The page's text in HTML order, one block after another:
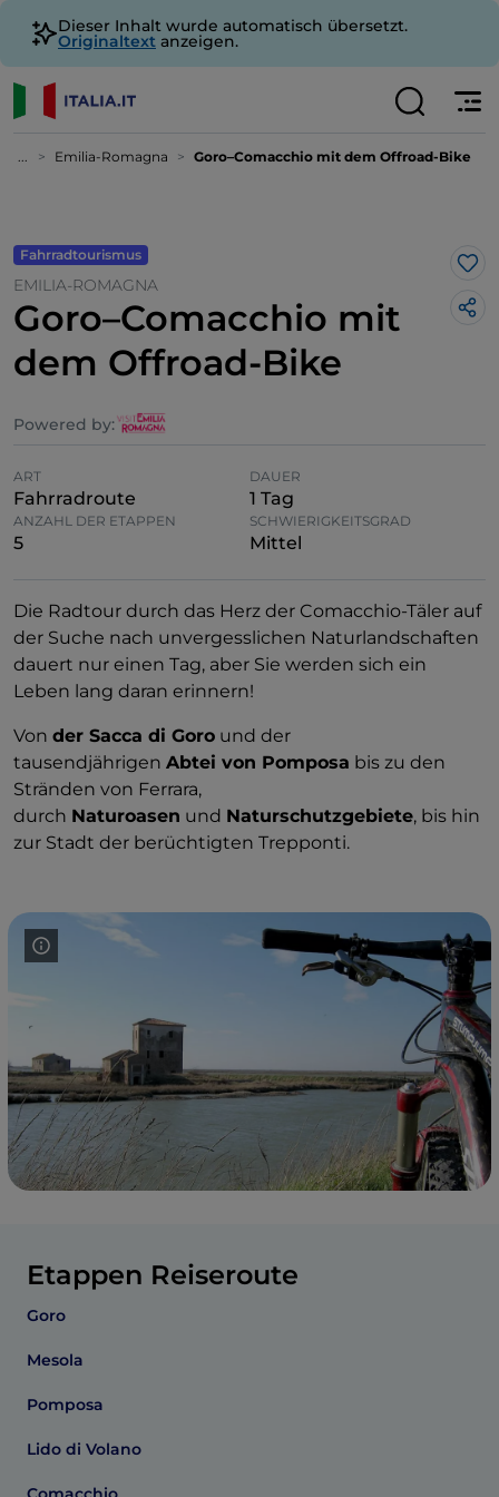
Dieser Inhalt wurde automatisch übersetzt.
Originaltext anzeigen.
... Emilia-Romagna Goro–Comacchio mit dem Offroad-Bike
Fahrradtourismus
EMILIA-ROMAGNA
Goro–Comacchio mit
dem Offroad-Bike
Powered by:
ART
Fahrradroute
DAUER
1 Tag
ANZAHL DER ETAPPEN
5
SCHWIERIGKEITSGRAD
Mittel
Die Radtour durch das Herz der Comacchio-Täler auf
der Suche nach unvergesslichen Naturlandschaften
dauert nur einen Tag, aber Sie werden sich ein
Leben lang daran erinnern!
Von der Sacca di Goro und der
tausendjährigen Abtei von Pomposa bis zu den
Stränden von Ferrara,
durch Naturoasen und Naturschutzgebiete, bis hin
zur Stadt der berüchtigten Trepponti.
Etappen Reiseroute
Goro
Mesola
Pomposa
Lido di Volano